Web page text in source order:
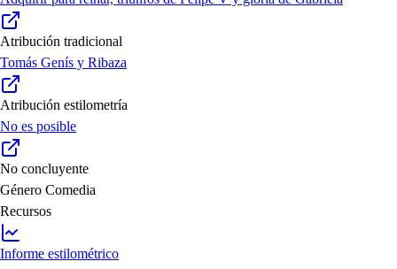
Atribución tradicional
Tomás Genís y Ribaza
Atribución estilometría
No es posible
No concluyente
Género Comedia
Recursos
Informe estilométrico